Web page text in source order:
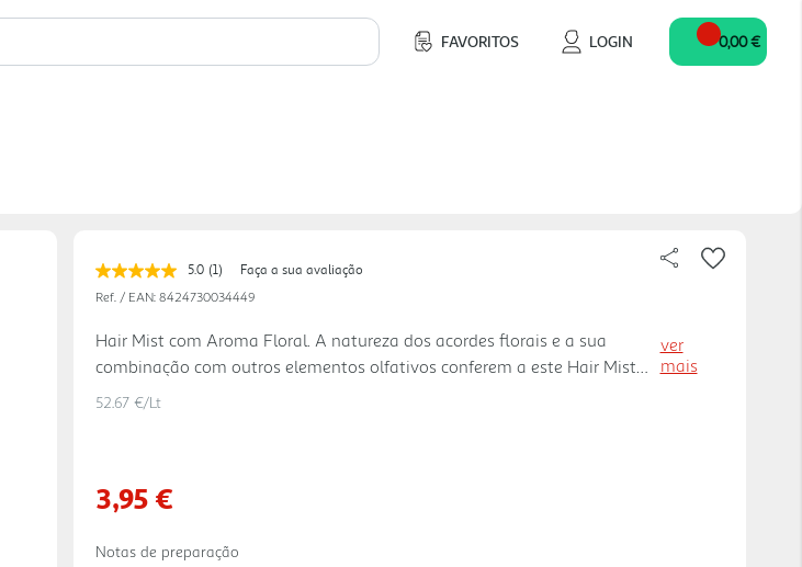
FAVORITOS LOGIN 0,00 €
5.0 Leu
uma
Link
para
a
(1)
Faça a sua avaliação
Ref. / EAN: 8424730034449
Hair Mist com Aroma Floral. A natureza dos acordes florais e a sua
combinação com outros elementos olfativos conferem a este Hair Mist
um caráter floral.
ver
mais
52.67 €/Lt
3,95 €
Notas de preparação